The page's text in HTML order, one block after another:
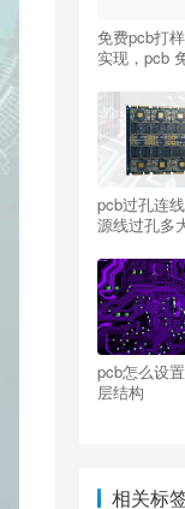
免费pcb打
实现，pcb
pcb过孔连
源线过孔多
pcb怎么设
层结构
相关标